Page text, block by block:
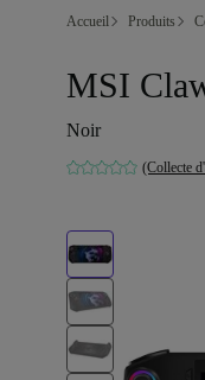
Accueil Produits
MSI
Noir
(Collecte